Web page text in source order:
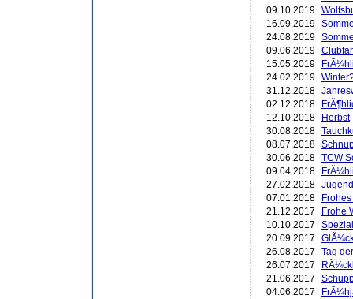
09.10.2019
16.09.2019
24.08.2019
09.06.2019
15.05.2019
24.02.2019
31.12.2018
02.12.2018
12.10.2018
Herbst
30.08.2018
08.07.2018
30.06.2018 TCW
09.04.2018
27.02.2018
07.01.2018
21.12.2017
Frohe
10.10.2017
20.09.2017
26.08.2017
Tag
26.07.2017
21.06.2017
04.06.2017